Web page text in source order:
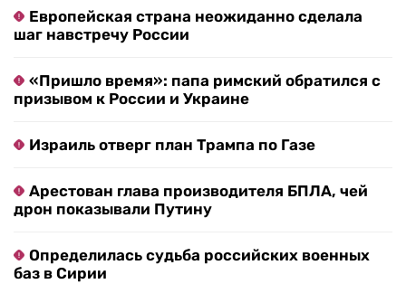
Европейская страна неожиданно сделала
шаг навстречу России
«Пришло время»: папа римский обратился с
призывом к России и Украине
Израиль отверг план Трампа по Газе
Арестован глава производителя БПЛА, чей
дрон показывали Путину
Определилась судьба российских военных
баз в Сирии